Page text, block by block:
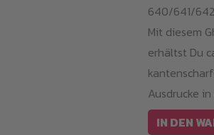
640/641/
Mit diesem
erhältst Du
Ausdrucke
IN DEN